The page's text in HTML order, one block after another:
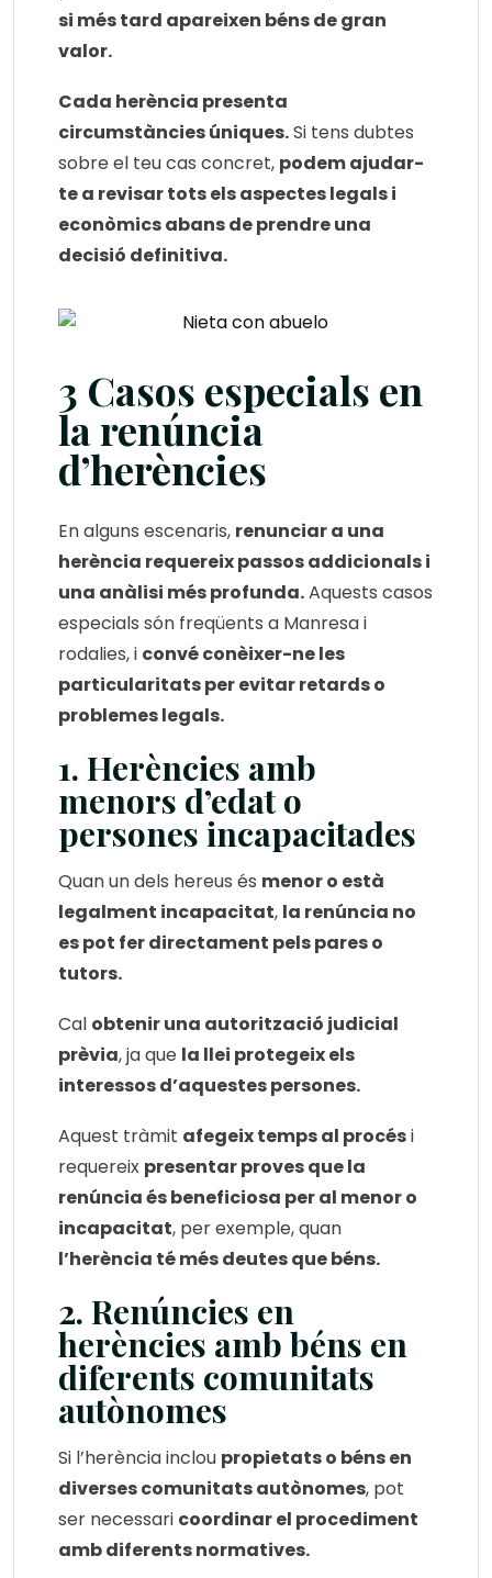
si més tard apareixen béns de gran
valor.
Cada herència presenta
circumstàncies úniques.Si tens dubtes
sobre el teu cas concret, podem ajudar-
te a revisar tots els aspectes legals i
econòmics abans de prendre una
decisió definitiva.
3 Casos especials en
la renúncia
d’herències
En alguns escenaris, renunciar a una
herència requereix passos addicionals i
una anàlisi més profunda.Aquests casos
especials són freqüents a Manresa i
rodalies, i convé conèixer-ne les
particularitats per evitar retards o
problemes legals.
1. Herències amb
menors d’edat o
persones incapacitades
Quan un dels hereus és menor o està
legalment incapacitat, la renúncia no
es pot fer directament pels pares o
tutors.
Cal obtenir una autorització judicial
prèvia, ja que la llei protegeix els
interessos d’aquestes persones.
Aquest tràmit afegeix temps al procési
requereix presentar proves que la
renúncia és beneficiosa per al menor o
incapacitat, per exemple, quan
l’herència té més deutes que béns.
2. Renúncies en
herències amb béns en
diferents comunitats
autònomes
Si l’herència inclou propietats o béns en
diverses comunitats autònomes, pot
ser necessari coordinar el procediment
amb diferents normatives.